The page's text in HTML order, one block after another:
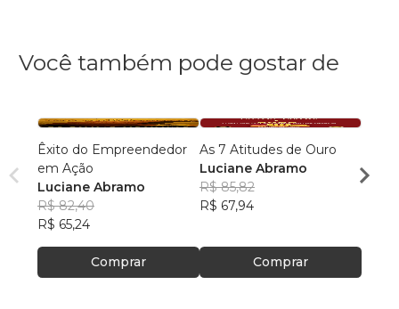
Você também pode gostar de
Êxito do Empreendedor
em Ação
Luciane Abramo
R$ 82,40
R$ 65,24
Comprar
As 7 Atitudes de Ouro
Luciane Abramo
R$ 85,82
R$ 67,94
Comprar
Luiz